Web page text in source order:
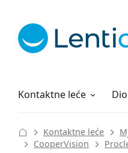
Kontaktne leće
Otopine za leće
Sve o kupovini
Kontaktne leće
CooperVision